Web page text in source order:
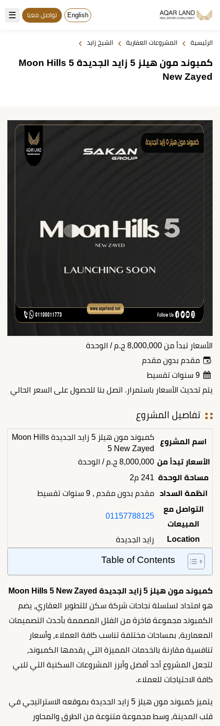
☰ English تواصل معنا
الرئيسية › المشروعات العقارية › الشيخ زايد ›
كمبوند مون هيلز 5 زايد الجديدة Moon Hills 5
New Zayed
الأسعار تبدأ من 8,000,000 ج.م / الوحدة
مقدم بدون مقدم
9 سنوات تقسيط
يتم تحديث الأسعار باستمرار. اتصل بنا للحصول على السعر الحالي
تفاصيل المشروع
اسم المشروع
كمبوند مون هيلز 5 زايد الجديدة Moon Hills
5 New Zayed
الأسعار تبدأ من 8,000,000 ج.م / الوحدة
مساحة الوحدة 241 م2
انظمة السداد
مقدم بدون مقدم , 9 سنوات تقسيط
التواصل مع
المبيعات
01157788125
Location زايد الجديدة
Table of Contents
كمبوند مون هيلز 5 زايد الجديدة Moon Hills 5 New Zayed
هو امتداد لسلسلة نجاحات شركة سكن للتطوير العقاري، يضم
الكمبوند مجموعة فاخرة من الفلل المصممة بأحدث التصميمات
المعمارية، بمساحات مختلفة تناسب كافة العملاء، وأسعار
تنافسية مقارنة بالخدمات المميزة التي يقدمها الكمبوند،
لتجعل المشروع أحد أفضل وأبرز المشروعات السكنية التي تلبي
كافة الاحتياجات للعملاء.
يتميز كمبوند مون هيلز 5 زايد الجديدة بموقعه الاستراتيجي في
قلب المدينة، وسط مجموعة متنوعة من الطرق والمحاور